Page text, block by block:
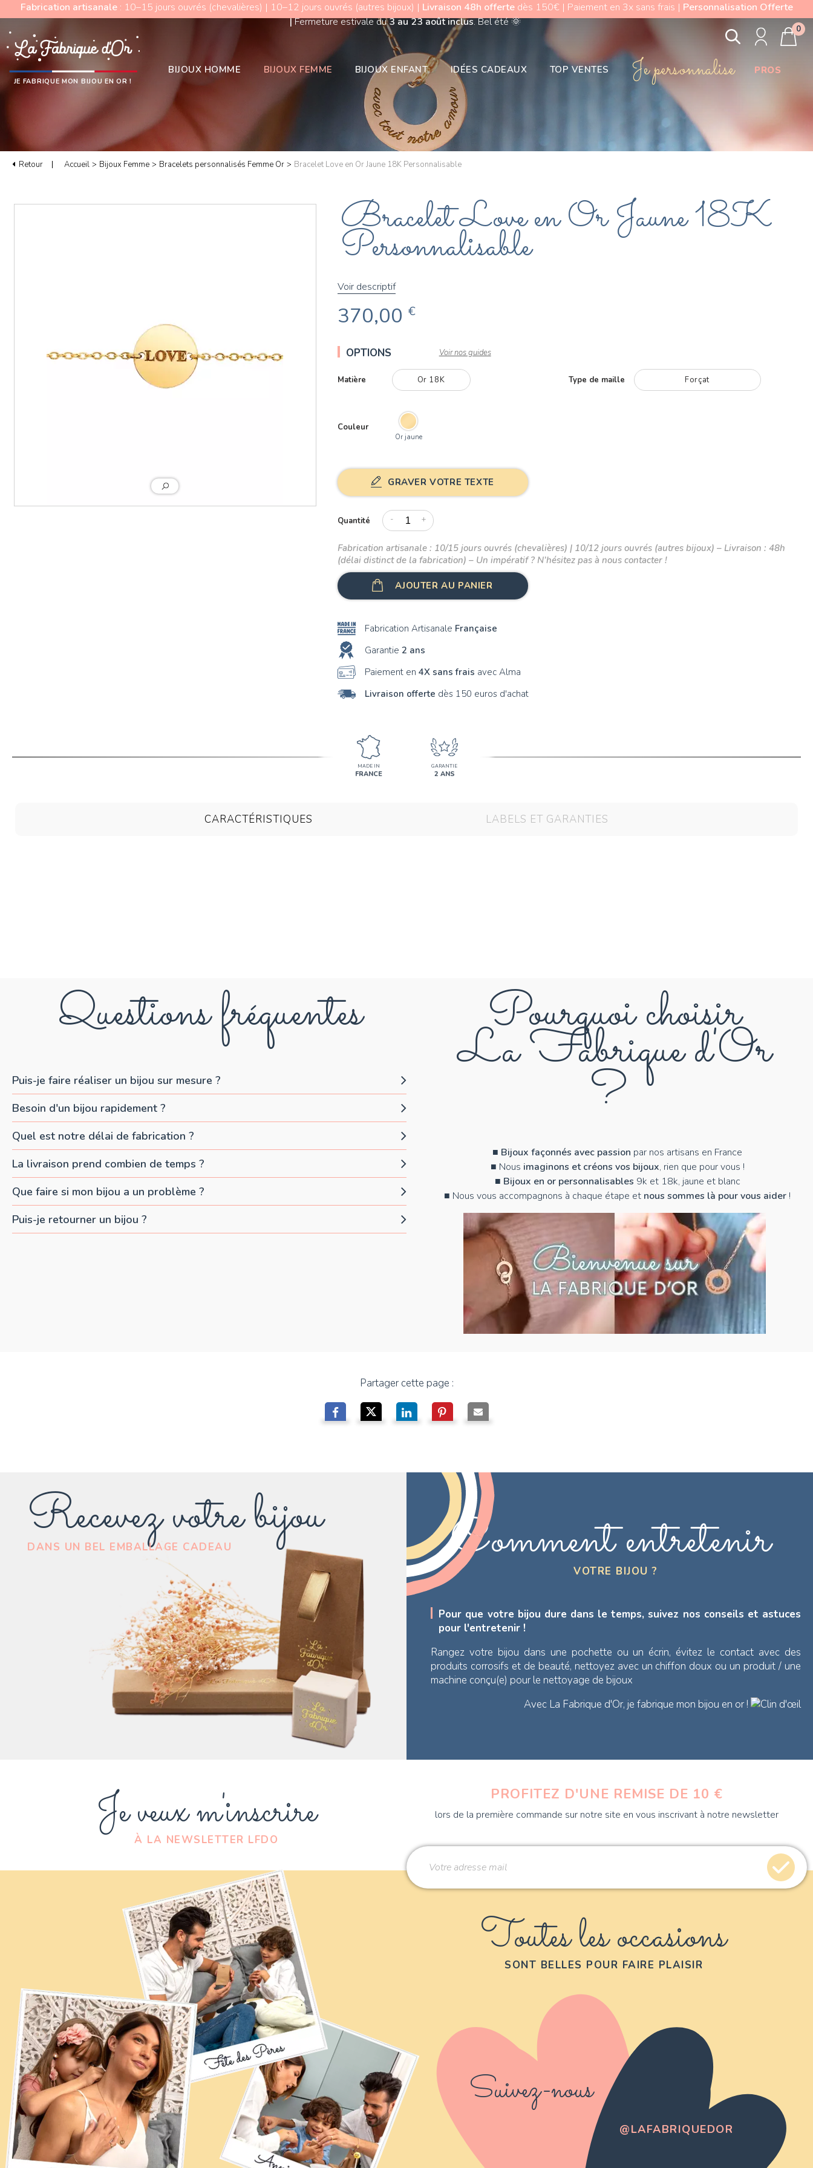
Fabrication artisanale: 10–15 jours ouvrés (chevalières) | 10–12 jours ouvrés (autres bijoux) | Livraison 48h offertedès 150€ | Paiement en 3x sans frais | Personnalisation Offerte
|Fermeture estivale du3 au 23 août inclus. Bel été🌞
JE FABRIQUE MON BIJOU EN OR !
BIJOUX HOMME BIJOUX FEMME BIJOUX ENFANT IDÉES CADEAUX TOP VENTES Je personnalise PROS
0
Retour Accueil > Bijoux Femme > Bracelets personnalisés Femme Or > Bracelet Love en Or Jaune 18K Personnalisable
Bracelet Love en Or Jaune 18K
Personnalisable
Voir descriptif
370,00 €
OPTIONS Voir nos guides
Matière Or 18K Type de maille Forçat
Couleur
Or jaune
GRAVER VOTRE TEXTE
Quantité - +
Fabrication artisanale : 10/15 jours ouvrés (chevalières) | 10/12 jours ouvrés (autres bijoux) – Livraison : 48h
(délai distinct de la fabrication) – Un impératif ? N’hésitez pas à nous contacter !
AJOUTER AU PANIER
Fabrication Artisanale Française
Garantie 2 ans
Paiement en 4X sans frais avec Alma
Livraison offerte dès 150 euros d'achat
MADE IN
FRANCE
GARANTIE
2 ANS
CARACTÉRISTIQUES LABELS ET GARANTIES
Questions fréquentes
Puis-je faire réaliser un bijou sur mesure ?
Besoin d'un bijou rapidement ?
Quel est notre délai de fabrication ?
La livraison prend combien de temps ?
Que faire si mon bijou a un problème ?
Puis-je retourner un bijou ?
Pourquoi choisir
La Fabrique d'Or
?
■ Bijoux façonnés avec passion par nos artisans en France
■ Nous imaginons et créons vos bijoux, rien que pour vous !
■ Bijoux en or personnalisables 9k et 18k, jaune et blanc
■ Nous vous accompagnons à chaque étape et nous sommes là pour vous aider !
Partager cette page :
Recevez votre bijou
DANS UN BEL EMBALLAGE CADEAU Comment entretenir
VOTRE BIJOU ?
Pour que votre bijou dure dans le temps, suivez nos conseils et astuces
pour l'entretenir !
Rangez votre bijou dans une pochette ou un écrin, évitez le contact avec des
produits corrosifs et de beauté, nettoyez avec un chiffon doux ou un produit / une
machine conçu(e) pour le nettoyage de bijoux
Avec La Fabrique d'Or, je fabrique mon bijou en or !
Je veux m'inscrire
À LA NEWSLETTER LFDO
PROFITEZ D'UNE REMISE DE 10 €
lors de la première commande sur notre site en vous inscrivant à notre newsletter
Toutes les occasions
SONT BELLES POUR FAIRE PLAISIR
Suivez-nous
@LAFABRIQUEDOR